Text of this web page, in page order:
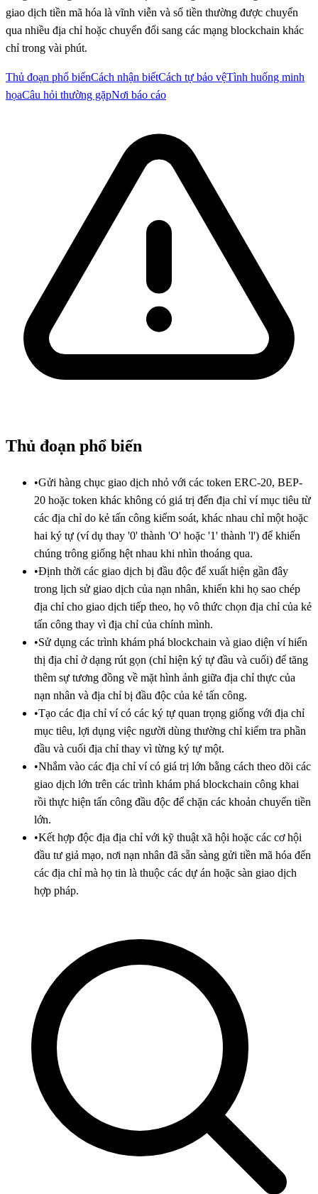
giao dịch tiền mã hóa là vĩnh viễn và số tiền thường được chuyển
qua nhiều địa chỉ hoặc chuyển đổi sang các mạng blockchain khác
chỉ trong vài phút.
Thủ đoạn phổ biếnCách nhận biếtCách tự bảo vệTình huống minh
họaCâu hỏi thường gặpNơi báo cáo
Thủ đoạn phổ biến
•Gửi hàng chục giao dịch nhỏ với các token ERC-20, BEP-
20 hoặc token khác không có giá trị đến địa chỉ ví mục tiêu từ
các địa chỉ do kẻ tấn công kiểm soát, khác nhau chỉ một hoặc
hai ký tự (ví dụ thay '0' thành 'O' hoặc '1' thành 'l') để khiến
chúng trông giống hệt nhau khi nhìn thoáng qua.
•Định thời các giao dịch bị đầu độc để xuất hiện gần đây
trong lịch sử giao dịch của nạn nhân, khiến khi họ sao chép
địa chỉ cho giao dịch tiếp theo, họ vô thức chọn địa chỉ của kẻ
tấn công thay vì địa chỉ của chính mình.
•Sử dụng các trình khám phá blockchain và giao diện ví hiển
thị địa chỉ ở dạng rút gọn (chỉ hiện ký tự đầu và cuối) để tăng
thêm sự tương đồng về mặt hình ảnh giữa địa chỉ thực của
nạn nhân và địa chỉ bị đầu độc của kẻ tấn công.
•Tạo các địa chỉ ví có các ký tự quan trọng giống với địa chỉ
mục tiêu, lợi dụng việc người dùng thường chỉ kiểm tra phần
đầu và cuối địa chỉ thay vì từng ký tự một.
•Nhắm vào các địa chỉ ví có giá trị lớn bằng cách theo dõi các
giao dịch lớn trên các trình khám phá blockchain công khai
rồi thực hiện tấn công đầu độc để chặn các khoản chuyển tiền
lớn.
•Kết hợp độc địa địa chỉ với kỹ thuật xã hội hoặc các cơ hội
đầu tư giả mạo, nơi nạn nhân đã sẵn sàng gửi tiền mã hóa đến
các địa chỉ mà họ tin là thuộc các dự án hoặc sàn giao dịch
hợp pháp.